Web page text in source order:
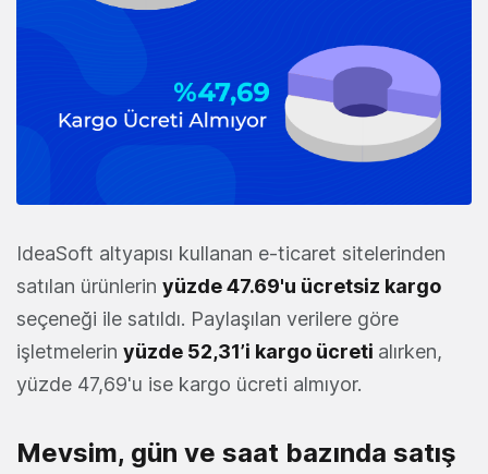
IdeaSoft altyapısı kullanan e-ticaret sitelerinden
satılan ürünlerin yüzde 47.69'u ücretsiz kargo
seçeneği ile satıldı. Paylaşılan verilere göre
işletmelerin yüzde 52,31’i kargo ücreti alırken,
yüzde 47,69'u ise kargo ücreti almıyor.
Mevsim, gün ve saat bazında satış